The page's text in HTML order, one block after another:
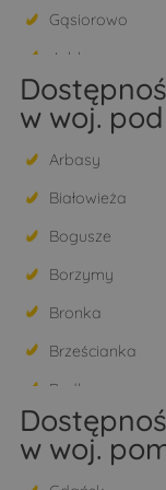
Gąsiorowo
Jabłonna
Janówek
Józefosław
Kałuszyn
Konstancin-
Kosewo
Krubin
Krzyczki-
Lorcin
w woj.
Arbasy
Białowieża
Bogusze
Borzymy
Bronka
Brześcianka
Budlewo
Bujnowo
Chechłowo
w woj.